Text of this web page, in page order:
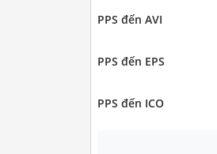
PPS đến AVI
PPS đến EPS
PPS đến ICO